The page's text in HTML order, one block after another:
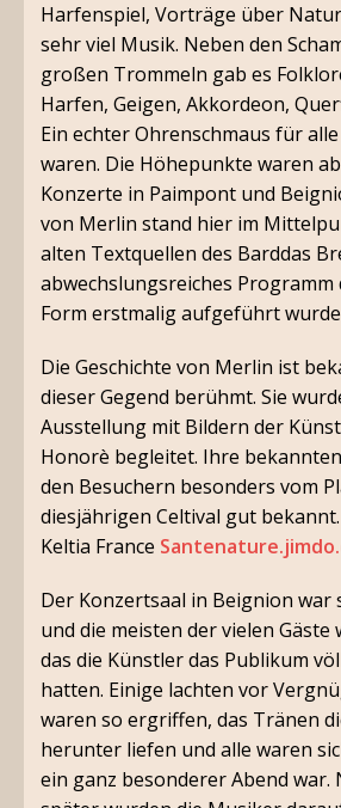
Harfenspiel, Vorträge über
sehr viel Musik. Neben den
großen Trommeln gab es
Harfen, Geigen, Akkordeon,
Ein echter Ohrenschmaus für
waren. Die Höhepunkte waren
Konzerte in Paimpont und
von Merlin stand hier im
alten Textquellen des Barddas
abwechslungsreiches Programm
Form erstmalig aufgeführt
Die Geschichte von Merlin ist
dieser Gegend berühmt. Sie
Ausstellung mit Bildern der
Honorè begleitet. Ihre
den Besuchern besonders vom
diesjährigen Celtival gut bekannt.
Keltia France
Der Konzertsaal in Beignion war
und die meisten der vielen Gäste
das die Künstler das Publikum
hatten. Einige lachten vor
waren so ergriffen, das Tränen
herunter liefen und alle waren
ein ganz besonderer Abend war.